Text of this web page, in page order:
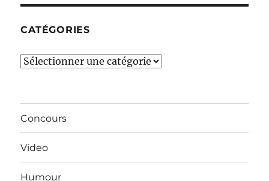
CATÉGORIES
Catégories
Concours
Video
Humour